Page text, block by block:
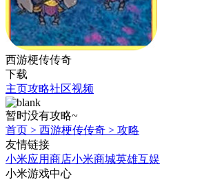
西游梗传传奇
下载
主页攻略社区视频
暂时没有攻略~
首页 > 西游梗传传奇 > 攻略
友情链接
小米应用商店小米商城英雄互娱
小米游戏中心